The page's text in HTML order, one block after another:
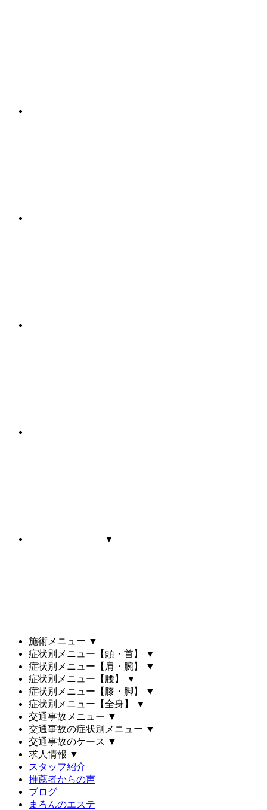
▼
施術メニュー ▼
症状別メニュー【頭・首】
▼
症状別メニュー【肩・腕】
▼
症状別メニュー【腰】
▼
症状別メニュー【膝・脚】
▼
症状別メニュー【全身】
▼
交通事故メニュー ▼
交通事故の症状別メニュー ▼
交通事故のケース ▼
求人情報 ▼
スタッフ紹介
推薦者からの声
ブログ
まろんのエステ